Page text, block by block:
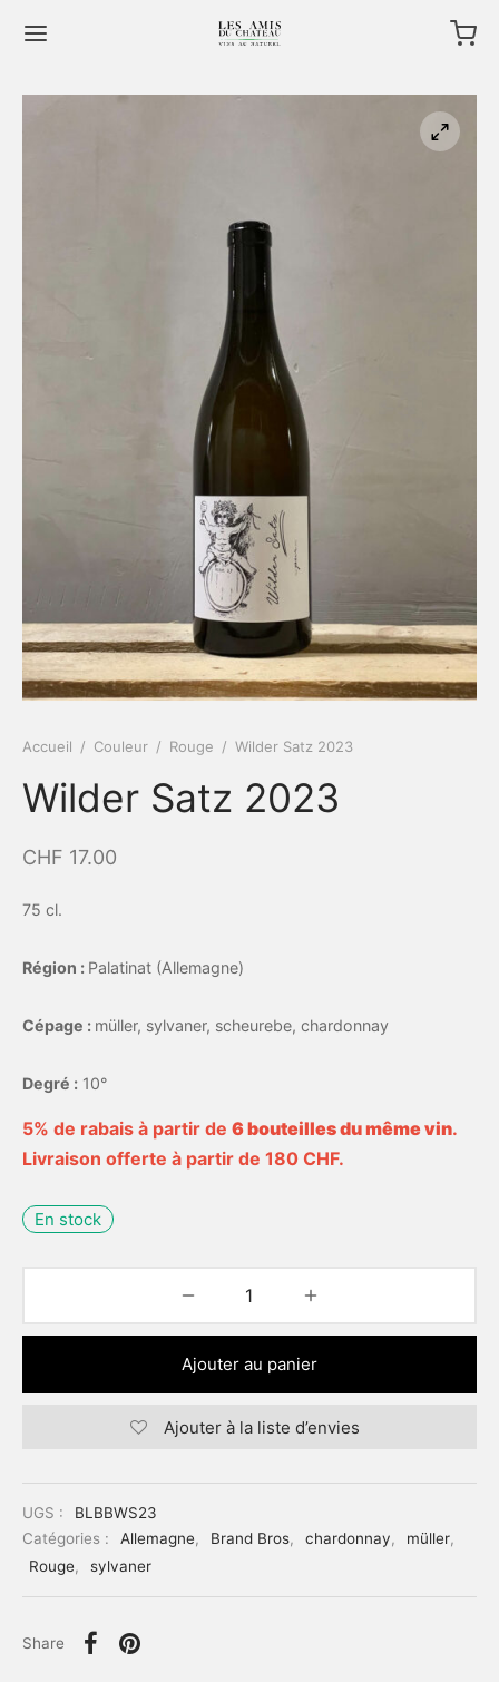
Accueil / Couleur / Rouge / Wilder Satz 2023
Wilder Satz 2023
CHF 17.00
75 cl.
Région : Palatinat (Allemagne)
Cépage : müller, sylvaner, scheurebe, chardonnay
Degré : 10°
5% de rabais à partir de 6 bouteilles du même vin.
Livraison offerte à partir de 180 CHF.
En stock
Ajouter au panier
Ajouter à la liste d’envies
UGS :
BLBBWS23
Catégories :
Allemagne, Brand Bros, chardonnay, müller,
Rouge, sylvaner
Share